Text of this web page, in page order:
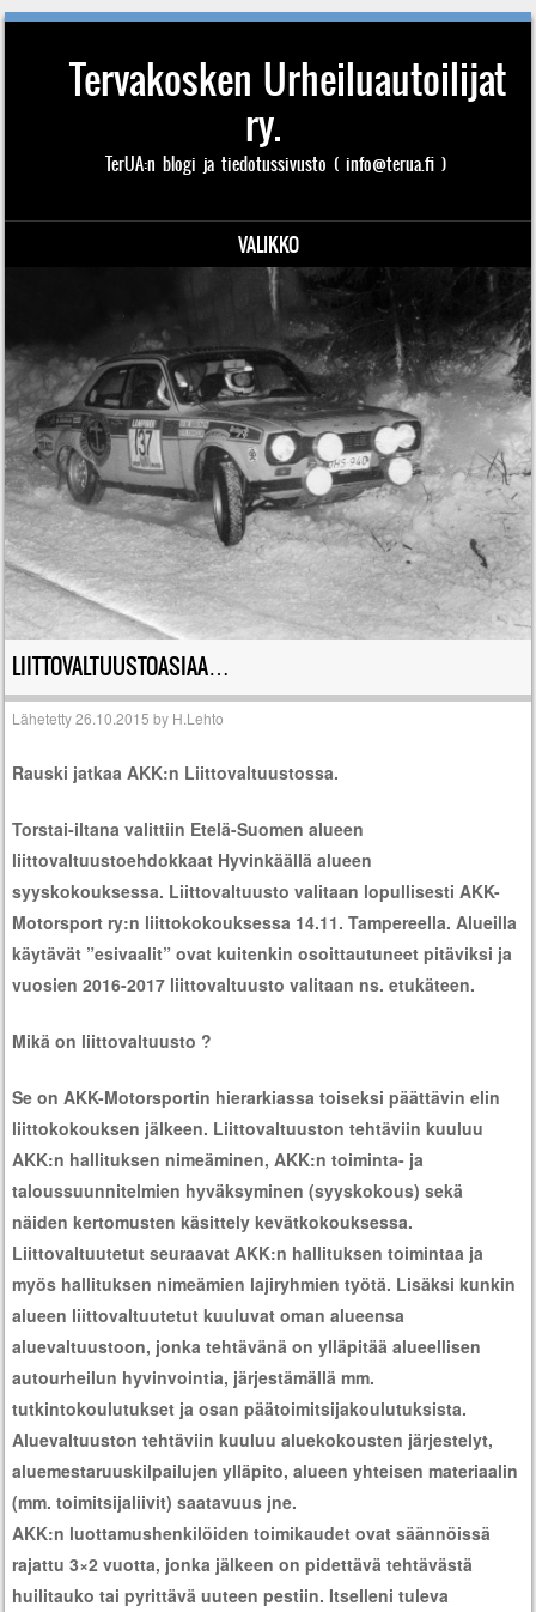
Tervakosken Urheiluautoilijat
ry.
TerUA:n blogi ja tiedotussivusto ( info@terua.fi )
VALIKKO
LIITTOVALTUUSTOASIAA…
Lähetetty26.10.2015 by H.Lehto
Rauski jatkaa AKK:n Liittovaltuustossa.
Torstai-iltana valittiin Etelä-Suomen alueen
liittovaltuustoehdokkaat Hyvinkäällä alueen
syyskokouksessa. Liittovaltuusto valitaan lopullisesti AKK-
Motorsport ry:n liittokokouksessa 14.11. Tampereella. Alueilla
käytävät ”esivaalit” ovat kuitenkin osoittautuneet pitäviksi ja
vuosien 2016-2017 liittovaltuusto valitaan ns. etukäteen.
Mikä on liittovaltuusto ?
Se on AKK-Motorsportin hierarkiassa toiseksi päättävin elin
liittokokouksen jälkeen. Liittovaltuuston tehtäviin kuuluu
AKK:n hallituksen nimeäminen, AKK:n toiminta- ja
taloussuunnitelmien hyväksyminen (syyskokous) sekä
näiden kertomusten käsittely kevätkokouksessa.
Liittovaltuutetut seuraavat AKK:n hallituksen toimintaa ja
myös hallituksen nimeämien lajiryhmien työtä. Lisäksi kunkin
alueen liittovaltuutetut kuuluvat oman alueensa
aluevaltuustoon, jonka tehtävänä on ylläpitää alueellisen
autourheilun hyvinvointia, järjestämällä mm.
tutkintokoulutukset ja osan päätoimitsijakoulutuksista.
Aluevaltuuston tehtäviin kuuluu aluekokousten järjestelyt,
aluemestaruuskilpailujen ylläpito, alueen yhteisen materiaalin
(mm. toimitsijaliivit) saatavuus jne.
AKK:n luottamushenkilöiden toimikaudet ovat säännöissä
rajattu 3×2 vuotta, jonka jälkeen on pidettävä tehtävästä
huilitauko tai pyrittävä uuteen pestiin. Itselleni tuleva